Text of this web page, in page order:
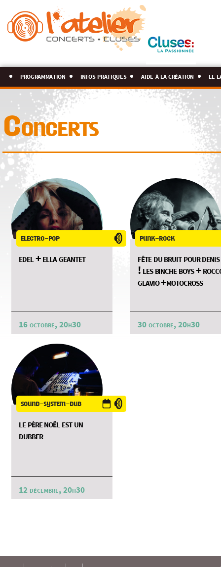
programmation infos pratiques aide à la création le
Concerts
electro-pop
edel + ella geantet
16 octobre, 20h30
punk-rock
fête du bruit pour denis
! les binche boys +
glavio +motocross
30 octobre, 20h30
sound-system-dub
le père noël est un
dubber
12 décembre, 20h30